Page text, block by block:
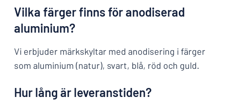
Vilka färger finns för anodiserad
aluminium?
Vi erbjuder märkskyltar med anodisering i färger
som aluminium (natur), svart, blå, röd och guld.
Hur lång är leveranstiden?